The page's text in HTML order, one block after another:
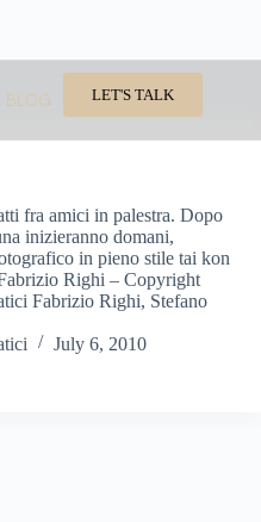
BLOG LET'S TALK
fra amici in palestra. Dopo
inizieranno domani,
in pieno stile tai kon
Righi – Copyright
Fabrizio Righi, Stefano
July 6, 2010